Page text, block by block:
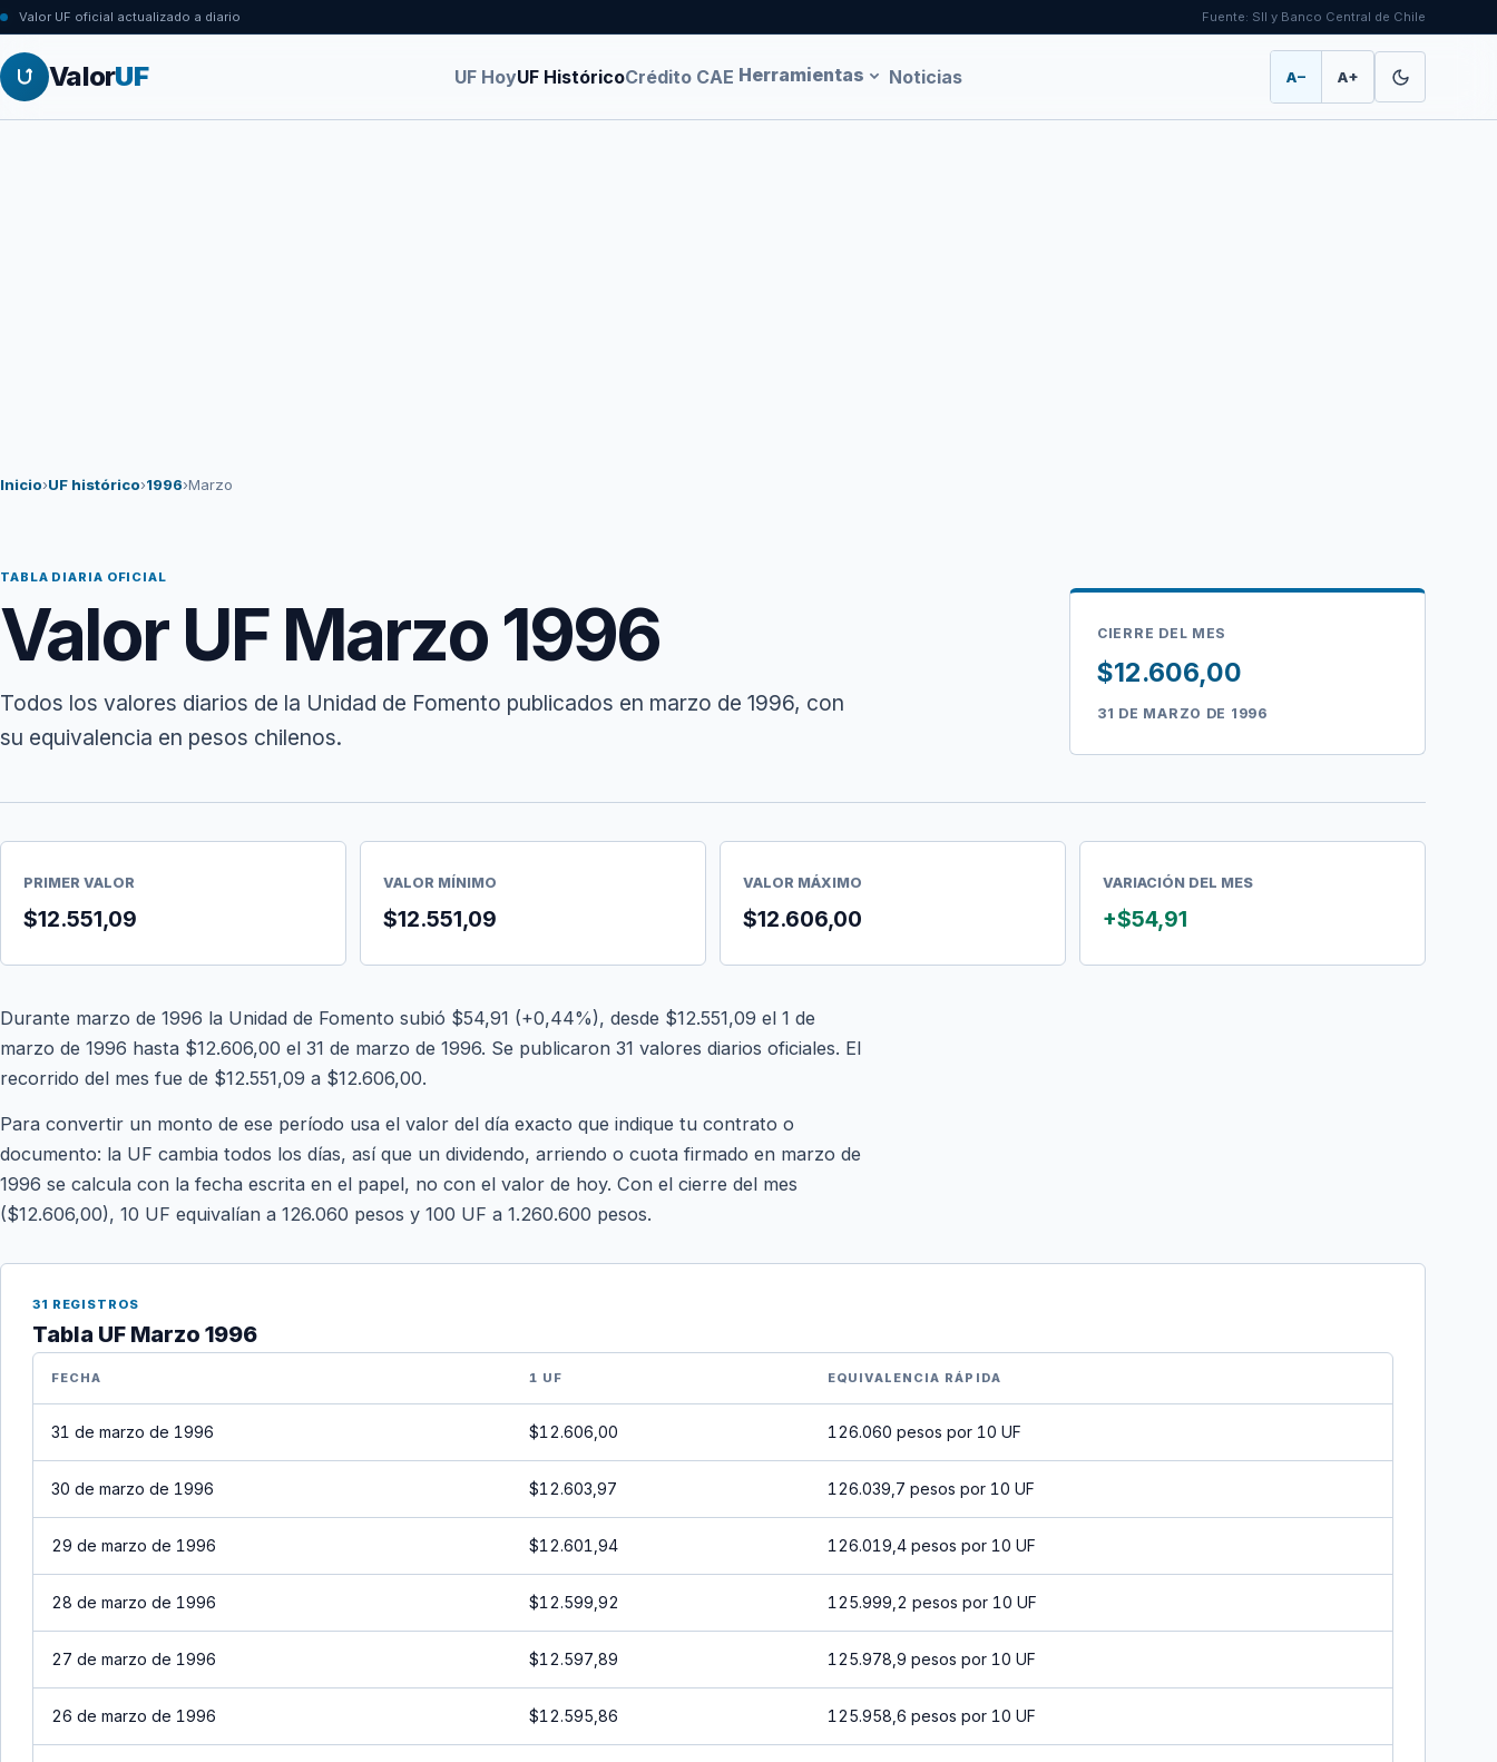
Valor UF oficial actualizado a diario Fuente: SII y Banco Central de Chile
ValorUF UF HoyUF HistóricoCrédito CAE Herramientas Noticias A− A+
Inicio›UF histórico›1996›Marzo
TABLA DIARIA OFICIAL
Valor UF Marzo 1996
Todos los valores diarios de la Unidad de Fomento publicados en marzo de 1996, con
su equivalencia en pesos chilenos.
CIERRE DEL MES
$12.606,00
31 DE MARZO DE 1996
PRIMER VALOR
$12.551,09
VALOR MÍNIMO
$12.551,09
VALOR MÁXIMO
$12.606,00
VARIACIÓN DEL MES
+$54,91
Durante marzo de 1996 la Unidad de Fomento subió $54,91 (+0,44%), desde $12.551,09 el 1 de
marzo de 1996 hasta $12.606,00 el 31 de marzo de 1996. Se publicaron 31 valores diarios oficiales. El
recorrido del mes fue de $12.551,09 a $12.606,00.
Para convertir un monto de ese período usa el valor del día exacto que indique tu contrato o
documento: la UF cambia todos los días, así que un dividendo, arriendo o cuota firmado en marzo de
1996 se calcula con la fecha escrita en el papel, no con el valor de hoy. Con el cierre del mes
($12.606,00), 10 UF equivalían a 126.060 pesos y 100 UF a 1.260.600 pesos.
31 REGISTROS
Tabla UF Marzo 1996
FECHA 1 UF EQUIVALENCIA RÁPIDA
31 de marzo de 1996 $12.606,00 126.060 pesos por 10 UF
30 de marzo de 1996 $12.603,97 126.039,7 pesos por 10 UF
29 de marzo de 1996 $12.601,94 126.019,4 pesos por 10 UF
28 de marzo de 1996 $12.599,92 125.999,2 pesos por 10 UF
27 de marzo de 1996 $12.597,89 125.978,9 pesos por 10 UF
26 de marzo de 1996 $12.595,86 125.958,6 pesos por 10 UF